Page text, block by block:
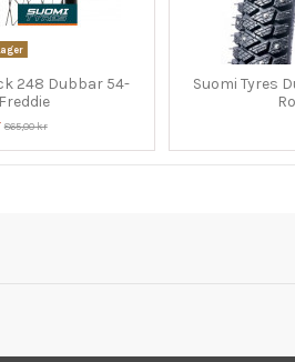
248 Dubbar 54-
865,00 kr
Suomi Tyres